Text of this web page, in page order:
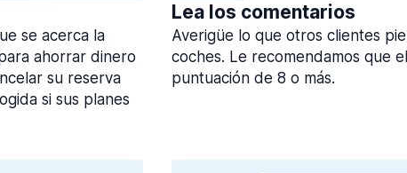
se acerca la
ahorrar dinero
su reserva
si sus planes
Lea los comentarios
Averigüe lo que otros clientes
coches. Le recomendamos que
puntuación de 8 o más.